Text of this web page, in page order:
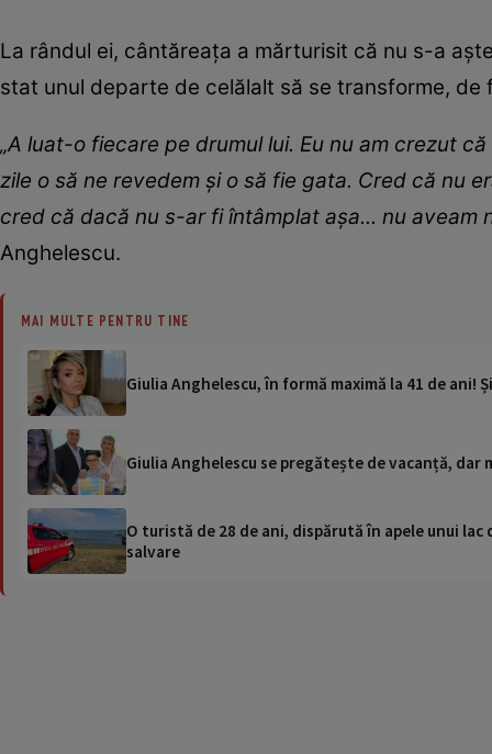
La rândul ei, cântăreața a mărturisit că nu s-a
stat unul departe de celălalt să se transforme,
„A luat-o fiecare pe drumul lui. Eu nu am crezut
zile o să ne revedem și o să fie gata. Cred că nu
cred că dacă nu s-ar fi întâmplat așa... nu aveam
Anghelescu.
MAI MULTE PENTRU TINE
Giulia Anghelescu, în formă maximă la 41 de ani!
Giulia Anghelescu se pregătește de vacanță,
O turistă de 28 de ani, dispărută în apele unui
salvare